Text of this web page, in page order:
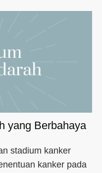
yang Berbahaya
stadium kanker
kanker pada